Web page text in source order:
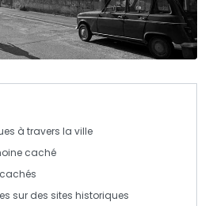
à travers la ville
caché
cachés
sur des sites historiques